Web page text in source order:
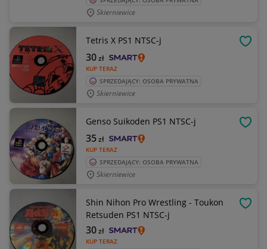
Skierniewice
Tetris X PS1 NTSC-j
KUP TERAZ
30zł
SPRZEDAJĄCY: OSOBA PRYWATNA
Skierniewice
Genso Suikoden PS1 NTSC-j
KUP TERAZ
35zł
SPRZEDAJĄCY: OSOBA PRYWATNA
Skierniewice
Shin Nihon Pro Wrestling - Toukon
Retsuden PS1 NTSC-j
KUP TERAZ
30zł